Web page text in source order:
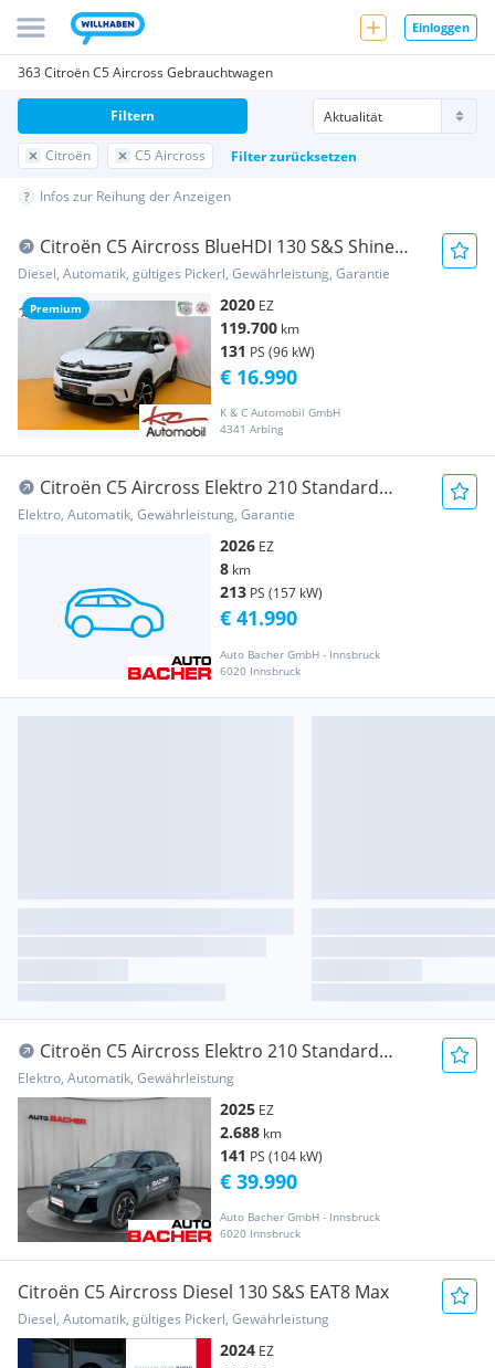
Einloggen
363 Citroën C5 Aircross Gebrauchtwagen
Citroën C5 Aircross Filter zurücksetzen
Filtern
Infos zur Reihung der Anzeigen
Premium
Citroën C5 Aircross BlueHDI 130 S&S Shine
EAT8 Aut.
Diesel, Automatik, gültiges Pickerl, Gewährleistung, Garantie
2020 EZ
119.700 km
131 PS (96 kW)
K & C Automobil GmbH
4341 Arbing
€ 16.990
Citroën C5 Aircross Elektro 210 Standard
Range 73,7kWh Max
Elektro, Automatik, Gewährleistung, Garantie
2026 EZ
8 km
213 PS (157 kW)
Auto Bacher GmbH - Innsbruck
6020 Innsbruck
€ 41.990
Citroën C5 Aircross Elektro 210 Standard
Range MAX
Elektro, Automatik, Gewährleistung
2025 EZ
2.688 km
141 PS (104 kW)
Auto Bacher GmbH - Innsbruck
6020 Innsbruck
€ 39.990
Citroën C5 Aircross Diesel 130 S&S EAT8 Max
Diesel, Automatik, gültiges Pickerl, Gewährleistung
2024 EZ